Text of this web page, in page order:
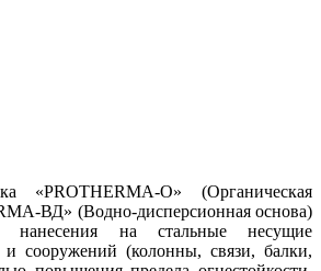
«PROTHERMA-О» (Органическая
ВД» (Водно-дисперсионная основа)
нанесения на стальные несущие
и сооружений (колонны, связи, балки,